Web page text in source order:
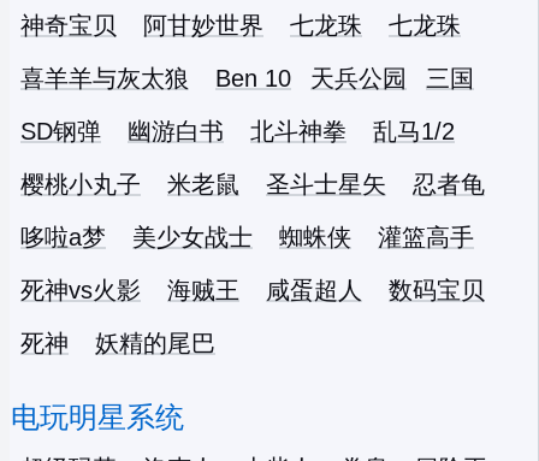
神奇宝贝
阿甘妙世界 七龙珠
七龙珠
喜羊羊与灰太狼
Ben 10 天兵公园
三国
SD钢弹
幽游白书 北斗神拳
乱马1/2
樱桃小丸子
米老鼠 圣斗士星矢
忍者龟
哆啦a梦
美少女战士 蜘蛛侠
灌篮高手
死神vs火影
海贼王 咸蛋超人
数码宝贝
死神
妖精的尾巴
电玩明星系统